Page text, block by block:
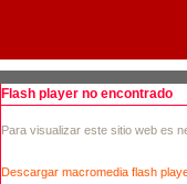
Flash player no encontrado
Para visualizar este sitio web es
Descargar macromedia flash